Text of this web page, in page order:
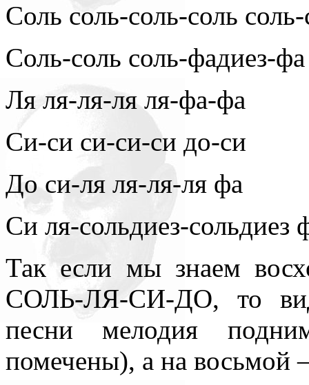
Соль соль-соль-соль
Соль-соль соль-фадиез-
Ля ля-ля-ля ля-фа-фа
Си-си си-си-си до-си
До си-ля ля-ля-ля фа
Си ля-сольдиез-сольдиез
Так если мы знаем
СОЛЬ-ЛЯ-СИ-ДО, то
песни мелодия
помечены), а на восьмой